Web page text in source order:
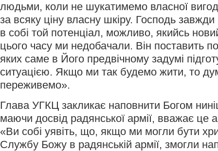
людьми, коли не шукатимемо власної
за всяку ціну власну шкіру. Господь
в собі той потенціал, можливо, якийсь
цього часу ми недобачали. Він поставить
яких саме в Його предвічному задумі
ситуацією. Якщо ми так будемо жити, то
переживемо».
Глава УГКЦ закликає наповнити Богом
маючи досвід радянської армії, вважає
«Ви собі уявіть, що, якщо ми могли бути
Службу Божу в радянській армії, змогли